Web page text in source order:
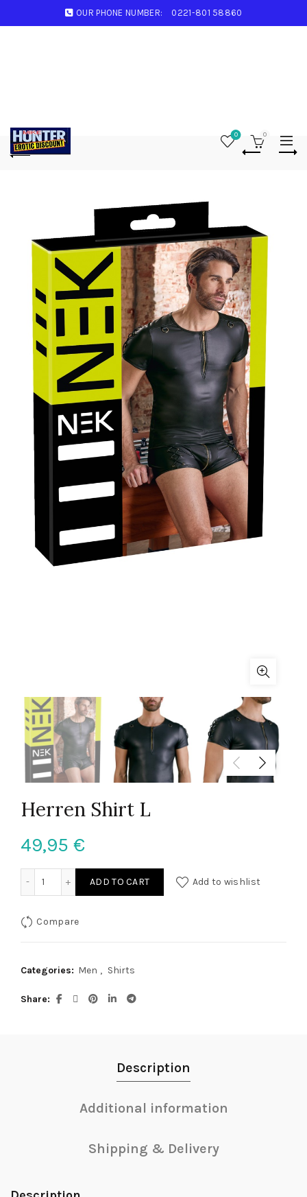
OUR PHONE NUMBER: 0221-801 58860
0 0
Herren Shirt L
49,95 €
ADD TO CART Add to wishlist
Compare
Categories: Men , Shirts
Share
Description
Additional information
Shipping & Delivery